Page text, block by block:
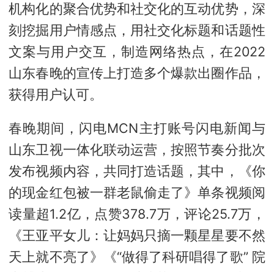
机构化的聚合优势和社交化的互动优势，深
刻挖掘用户情感点，用社交化标题和话题性
文案与用户交互，制造网络热点，在2022
山东春晚的宣传上打造多个爆款出圈作品，
获得用户认可。
春晚期间，闪电MCN主打账号闪电新闻与
山东卫视一体化联动运营，按照节奏分批次
发布视频内容，共同打造话题，其中，《你
的现金红包被一群老鼠偷走了》单条视频阅
读量超1.2亿，点赞378.7万，评论25.7万，
《王亚平女儿：让妈妈只摘一颗星星要不然
天上就不亮了》《“做得了科研唱得了歌” 院